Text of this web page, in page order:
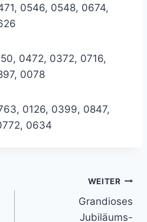
0546, 0548, 0674,
0472, 0372, 0716,
0078
0126, 0399, 0847,
0634
WEITER
Grandioses
Jubiläums-